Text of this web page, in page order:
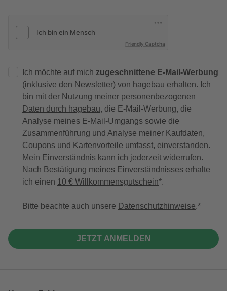
Friendly Captcha
Ich möchte auf mich zugeschnittene E-Mail-Werbung
(inklusive den Newsletter) von hagebau erhalten. Ich
bin mit der Nutzung meiner personenbezogenen
Daten durch hagebau, die E-Mail-Werbung, die
Analyse meines E-Mail-Umgangs sowie die
Zusammenführung und Analyse meiner Kaufdaten,
Coupons und Kartenvorteile umfasst, einverstanden.
Mein Einverständnis kann ich jederzeit widerrufen.
Nach Bestätigung meines Einverständnisses erhalte
ich einen 10 € Willkommensgutschein*.
Bitte beachte auch unsere Datenschutzhinweise.
JETZT ANMELDEN